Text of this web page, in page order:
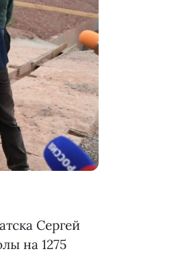
Сергей
на 1275